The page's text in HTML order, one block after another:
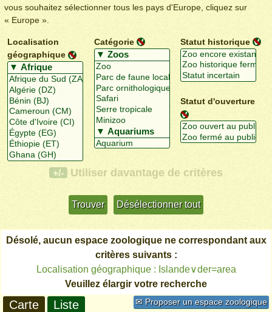
vous souhaitez sélectionner tous les pays d'Europe, cliquez sur
« Europe ».
Localisation
géographique
Catégorie Statut historique
Statut d'ouverture
+/- Utiliser davantage de critères
Désolé, aucun espace zoologique ne correspondant aux
critères suivants :
Localisation géographique : Islande∨der=area
Veuillez élargir votre recherche
✉ Proposer un espace zoologique
Carte Liste